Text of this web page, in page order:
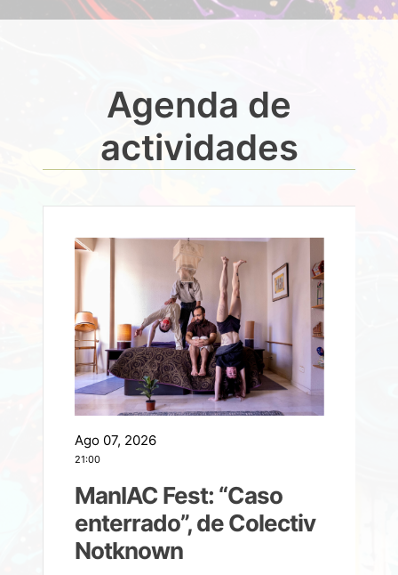
Agenda de
actividades
Ago 07, 2026
21:00
ManIAC Fest: “Caso
enterrado”, de Colectiv
Notknown